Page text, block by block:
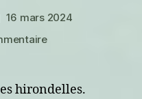
16 mars 2024
sur
d’ailes
hirondelles.